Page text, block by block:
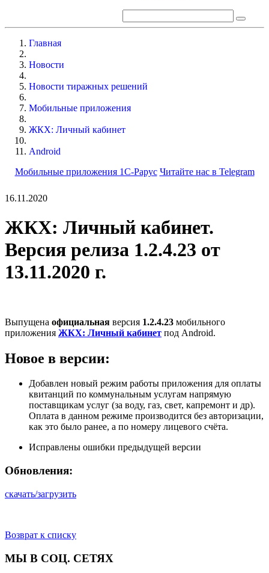
Главная
Новости
Новости тиражных решений
Мобильные приложения
ЖКХ: Личный кабинет
Android
Мобильные приложения 1С-Рарус Читайте нас в Telegram
16.11.2020
ЖКХ: Личный кабинет.
Версия релиза 1.2.4.23 от
13.11.2020 г.
Выпущена официальная версия 1.2.4.23 мобильного
приложения ЖКХ: Личный кабинет под Аndroid.
Новое в версии:
Добавлен новый режим работы приложения для оплаты
квитанций по коммунальным услугам напрямую
поставщикам услуг (за воду, газ, свет, капремонт и др).
Оплата в данном режиме производится без авторизации,
как это было ранее, а по номеру лицевого счёта.
Исправлены ошибки предыдущей версии
Обновления:
скачать/загрузить
Возврат к списку
МЫ В СОЦ. СЕТЯХ